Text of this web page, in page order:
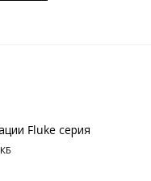
Fluke серия